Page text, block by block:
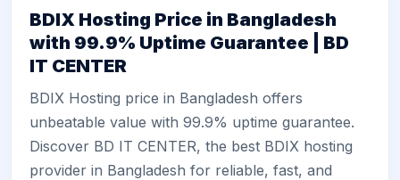
BDIX Hosting Price in Bangladesh
with 99.9% Uptime Guarantee | BD
IT CENTER
BDIX Hosting price in Bangladesh offers
unbeatable value with 99.9% uptime guarantee.
Discover BD IT CENTER, the best BDIX hosting
provider in Bangladesh for reliable, fast, and